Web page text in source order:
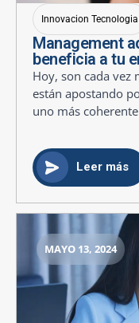
Innovacion Tecnologia
Management
beneficia a tu
Hoy, son cada vez
están apostando
uno más
Leer más
MAYO 13, 2024